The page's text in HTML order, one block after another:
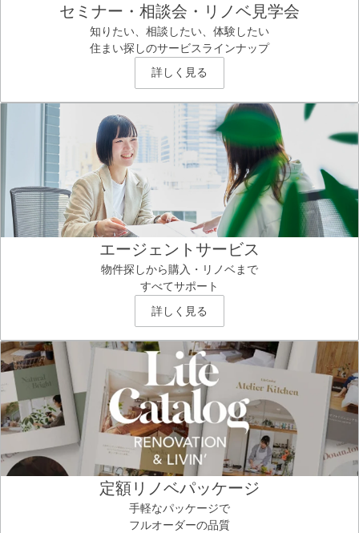
セミナー・相談会・リノベ見学会
知りたい、相談したい、体験したい
住まい探しのサービスラインナップ
詳しく見る
エージェントサービス
物件探しから購入・リノベまで
すべてサポート
詳しく見る
定額リノベパッケージ
手軽なパッケージで
フルオーダーの品質